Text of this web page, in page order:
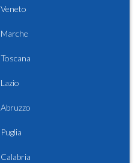
Veneto
Marche
Toscana
Lazio
Abruzzo
Puglia
Calabria